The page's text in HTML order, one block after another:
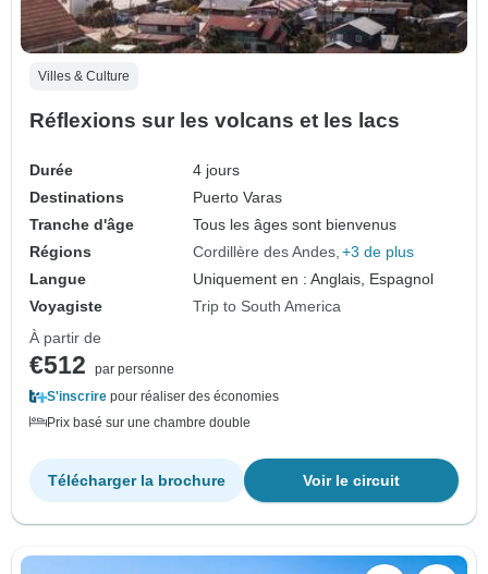
Villes & Culture
Réflexions sur les volcans et les lacs
Durée
4 jours
Destinations
Puerto Varas
Tranche d'âge
Tous les âges sont bienvenus
Régions
Cordillère des Andes +3 de plus
Langue
Uniquement en : Anglais, Espagnol
Voyagiste
Trip to South America
À partir de
€512
par personne
S'inscrire pour réaliser des économies
Prix basé sur une chambre double
Voir le circuit
Télécharger la brochure